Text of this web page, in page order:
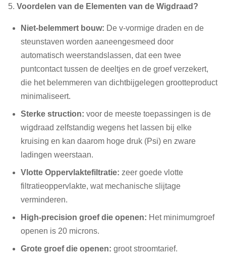
5. Voordelen van de Elementen van de Wigdraad?
Niet-belemmert bouw: De v-vormige draden en de
steunstaven worden aaneengesmeed door
automatisch weerstandslassen, dateen twee
puntcontact tussen de deeltjes en de groef verzekert,
die het belemmeren van dichtbijgelegen grootteproduct
minimaliseert.
Sterke struction: voor de meeste toepassingen is de
wigdraad zelfstandig wegens het lassen bij elke
kruising en kan daarom hoge druk (Psi) en zware
ladingen weerstaan.
Vlotte Oppervlaktefiltratie: zeer goede vlotte
filtratieoppervlakte, watmechanische slijtage
verminderen.
High-precision groef die openen: Het minimumgroef
openen is 20 microns.
Grote groef die openen: groot stroomtarief.